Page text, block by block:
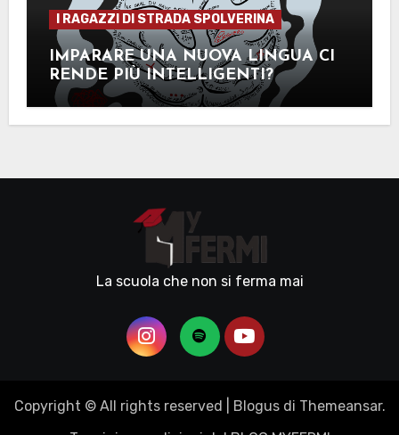
I RAGAZZI DI STRADA SPOLVERINA
IMPARARE UNA NUOVA LINGUA CI
RENDE PIÙ INTELLIGENTI?
La scuola che non si ferma mai
Copyright © All rights reserved Blogusdi Themeansar.